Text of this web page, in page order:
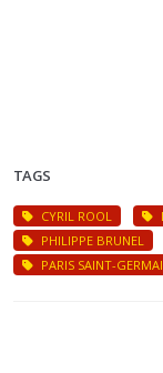
TAGS
CYRIL ROOL
PHILIPPE BRUNEL
PARIS SAINT-